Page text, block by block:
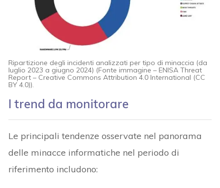
Ripartizione degli incidenti analizzati per tipo di minaccia (da
luglio 2023 a giugno 2024) (Fonte immagine – ENISA Threat
Report – Creative Commons Attribution 4.0 International (CC
BY 4.0)).
I trend da monitorare
Le principali tendenze osservate nel panorama
delle minacce informatiche nel periodo di
riferimento includono: